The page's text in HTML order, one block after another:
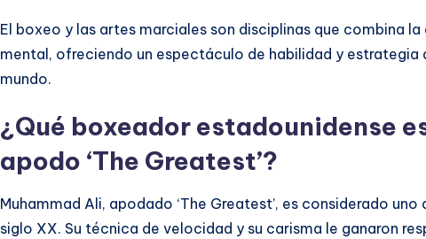
El boxeo y las artes marciales son disciplinas que combina
mental, ofreciendo un espectáculo de habilidad y estrategia
mundo.
¿Qué boxeador estadounidense
apodo ‘The Greatest’?
Muhammad Ali, apodado ‘The Greatest’, es considerado
siglo XX. Su técnica de velocidad y su carisma le ganaron